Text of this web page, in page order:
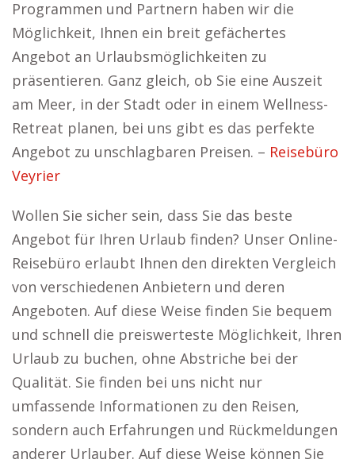
Programmen und Partnern haben wir die
Möglichkeit, Ihnen ein breit gefächertes
Angebot an Urlaubsmöglichkeiten zu
präsentieren. Ganz gleich, ob Sie eine Auszeit
am Meer, in der Stadt oder in einem Wellness-
Retreat planen, bei uns gibt es das perfekte
Angebot zu unschlagbaren Preisen. – Reisebüro
Veyrier
Wollen Sie sicher sein, dass Sie das beste
Angebot für Ihren Urlaub finden? Unser Online-
Reisebüro erlaubt Ihnen den direkten Vergleich
von verschiedenen Anbietern und deren
Angeboten. Auf diese Weise finden Sie bequem
und schnell die preiswerteste Möglichkeit, Ihren
Urlaub zu buchen, ohne Abstriche bei der
Qualität. Sie finden bei uns nicht nur
umfassende Informationen zu den Reisen,
sondern auch Erfahrungen und Rückmeldungen
anderer Urlauber. Auf diese Weise können Sie